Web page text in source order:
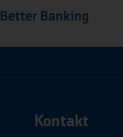
Kontakt